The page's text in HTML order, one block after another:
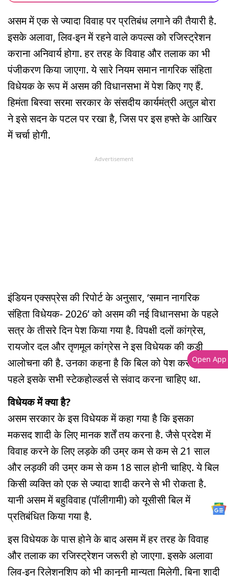
असम में एक से ज्यादा विवाह पर प्रतिबंध लगाने की तैयारी है.
इसके अलावा, लिव-इन में रहने वाले कपल्स को रजिस्ट्रेशन
कराना अनिवार्य होगा. हर तरह के विवाह और तलाक का भी
पंजीकरण किया जाएगा. ये सारे नियम समान नागरिक संहिता
विधेयक के रूप में असम की विधानसभा में पेश किए गए हैं.
हिमंता बिस्वा सरमा सरकार के संसदीय कार्यमंत्री अतुल बोरा
ने इसे सदन के पटल पर रखा है, जिस पर इस हफ्ते के आखिर
में चर्चा होगी.
Advertisement
इंडियन एक्सप्रेस की रिपोर्ट के अनुसार, ‘समान नागरिक
संहिता विधेयक- 2026’ को असम की नई विधानसभा के पहले
सत्र के तीसरे दिन पेश किया गया है. विपक्षी दलों कांग्रेस,
रायजोर दल और तृणमूल कांग्रेस ने इस विधेयक की कड़ी
आलोचना की है. उनका कहना है कि बिल को पेश करने से
पहले इसके सभी स्टेकहोल्डर्स से संवाद करना चाहिए था.
विधेयक में क्या है?
असम सरकार के इस विधेयक में कहा गया है कि इसका
मकसद शादी के लिए मानक शर्तें तय करना है. जैसे प्रदेश में
विवाह करने के लिए लड़के की उम्र कम से कम से 21 साल
और लड़की की उम्र कम से कम 18 साल होनी चाहिए. ये बिल
किसी व्यक्ति को एक से ज्यादा शादी करने से भी रोकता है.
यानी असम में बहुविवाह (पॉलीगामी) को यूसीसी बिल में
प्रतिबंधित किया गया है.
इस विधेयक के पास होने के बाद असम में हर तरह के विवाह
और तलाक का रजिस्ट्रेशन जरूरी हो जाएगा. इसके अलावा
लिव-इन रिलेशनशिप को भी कानूनी मान्यता मिलेगी. बिना शादी
Open App